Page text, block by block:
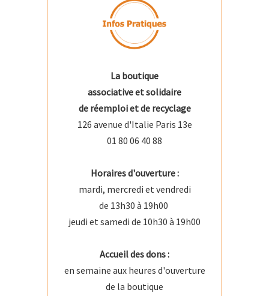
La boutique
associative et solidaire
de réemploi et de recyclage
126 avenue d'Italie Paris 13e
01 80 06 40 88
Horaires d'ouverture :
mardi, mercredi et vendredi
de 13h30 à 19h00
jeudi et samedi de 10h30 à 19h00
Accueil des dons :
en semaine aux heures d'ouverture
de la boutique